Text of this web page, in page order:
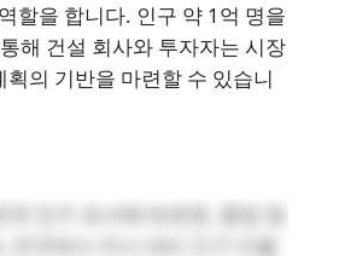
할을 합니다. 인구 약 1억 명을
해 건설 회사와 투자자는 시장
의 기반을 마련할 수 있습니
인구 조사에 따르면, 중앙 정
국에서 의사 대비 인구 비율